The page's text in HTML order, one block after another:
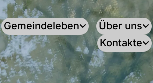
Gemeindeleben
Über uns
Kontakte